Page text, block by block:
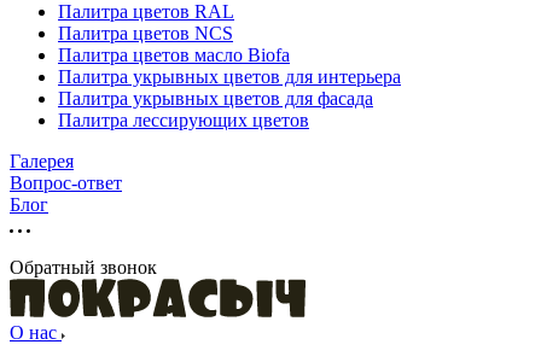
Палитра цветов RAL
Палитра цветов NCS
Палитра цветов масло Biofa
Палитра укрывных цветов для интерьера
Палитра укрывных цветов для фасада
Палитра лессирующих цветов
Галерея
Вопрос-ответ
Блог
Обратный звонок
О нас